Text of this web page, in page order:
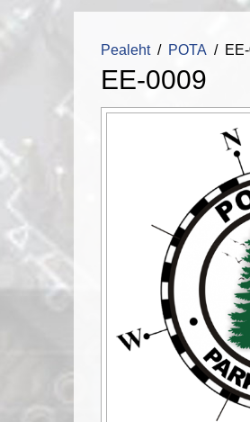
Pealeht POTA
EE-0009